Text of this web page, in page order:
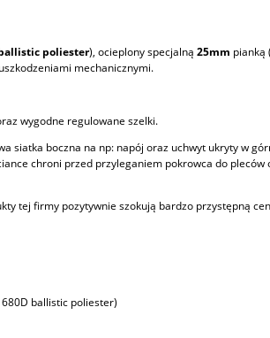
poliester), ocieplony specjalną 25mm pianką (
mechanicznymi.
wygodne regulowane szelki.
siatka boczna na np: napój oraz uchwyt ukryty w
chroni przed przyleganiem pokrowca do
tej firmy pozytywnie szokują bardzo przystępną
ballistic poliester)